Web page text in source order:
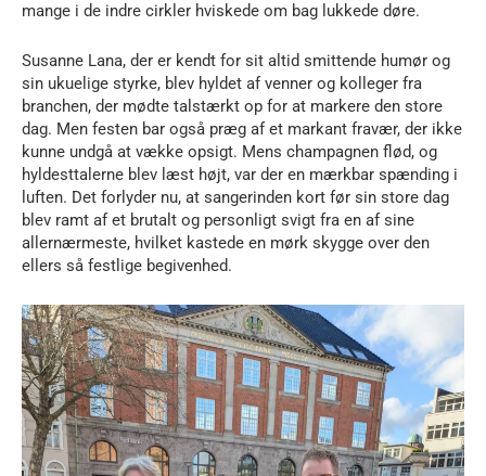
mange i de indre cirkler hviskede om bag lukkede døre.
Susanne Lana, der er kendt for sit altid smittende humør og
sin ukuelige styrke, blev hyldet af venner og kolleger fra
branchen, der mødte talstærkt op for at markere den store
dag. Men festen bar også præg af et markant fravær, der ikke
kunne undgå at vække opsigt. Mens champagnen flød, og
hyldesttalerne blev læst højt, var der en mærkbar spænding i
luften. Det forlyder nu, at sangerinden kort før sin store dag
blev ramt af et brutalt og personligt svigt fra en af sine
allernærmeste, hvilket kastede en mørk skygge over den
ellers så festlige begivenhed.